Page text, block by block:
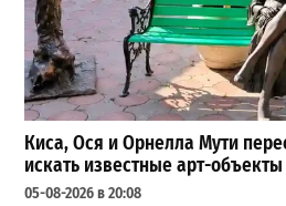
Киса, Ося и Орнелла Мути
искать известные арт-
05-08-2026 в 20:08